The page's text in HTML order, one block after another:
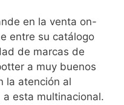
en la venta on-
entre su catálogo
de marcas de
a muy buenos
la atención al
esta multinacional.